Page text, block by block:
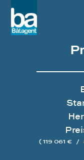
( 119 061 € /